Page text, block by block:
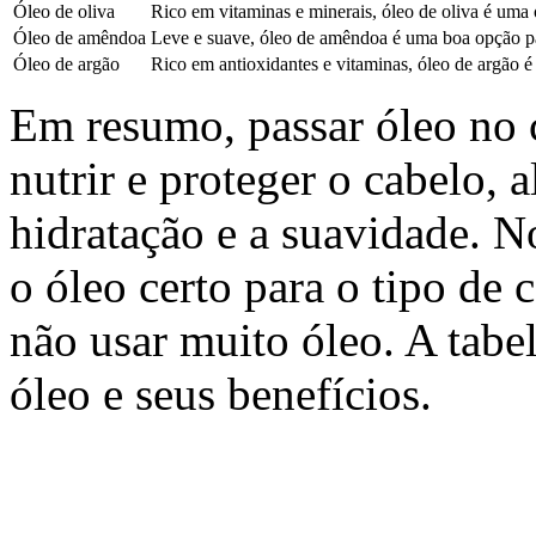
Óleo de oliva
Rico em vitaminas e minerais, óleo de oliva é
Óleo de amêndoa Leve e suave, óleo de amêndoa é uma boa opção
Óleo de argão
Rico em antioxidantes e vitaminas, óleo de argão
Em resumo, passar óleo
nutrir e proteger o cabelo,
hidratação e a suavidade.
o óleo certo para o tipo de
não usar muito óleo. A
óleo e seus benefícios.